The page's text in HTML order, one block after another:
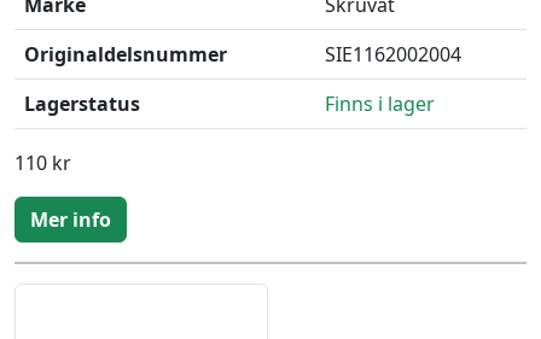
Originaldelsnummer
SIE1162002004
Lagerstatus
Finns i lager
110 kr
Mer info